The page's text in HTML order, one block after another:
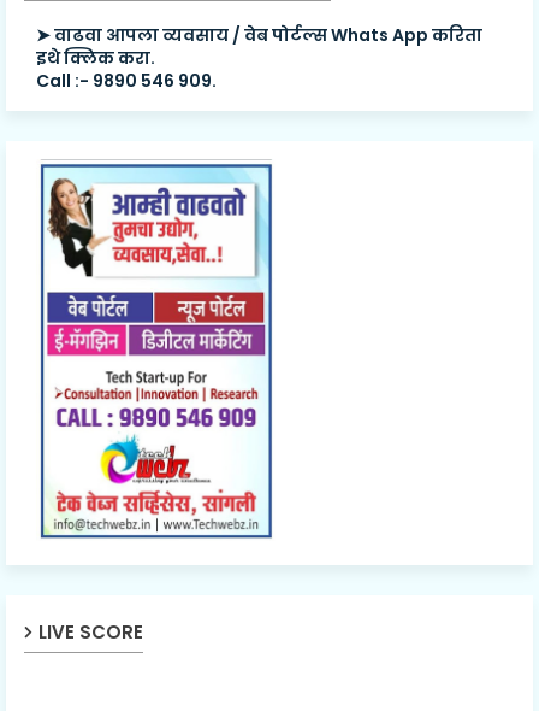
➤ वाढवा आपला व्यवसाय / वेब पोर्टल्स Whats App करिता
इथे क्लिक करा.
Call :- 9890 546 909.
LIVE SCORE